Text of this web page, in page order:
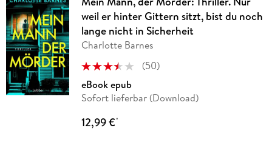
weil er hinter Gittern sitzt, bist du noch
lange nicht in Sicherheit
Charlotte Barnes
(50)
eBook epub
Sofort lieferbar (Download)
12,99 €*